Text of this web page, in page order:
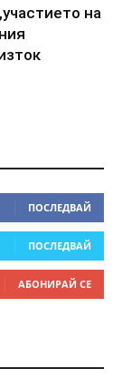
на
ПОСЛЕДВАЙ
ПОСЛЕДВАЙ
АБОНИРАЙ СЕ